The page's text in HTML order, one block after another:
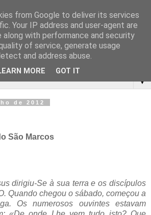
▼
de 2012
São Marcos
dirigiu-Se à sua terra e os discípulos
Quando chegou o sábado, começou a
Os numerosos ouvintes estavam
from Google to deliver its services
Your IP address and user-agent are
along with performance and security
of service, generate usage
and address abuse.
MORE GOT IT